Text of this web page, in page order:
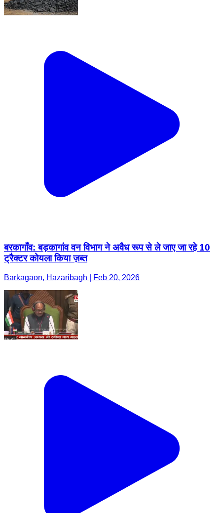
बरकागाँव: बड़कागांव वन विभाग ने अवैध रूप से ले जाए जा रहे 10
ट्रैक्टर कोयला किया ज़ब्त
Barkagaon, Hazaribagh | Feb 20, 2026